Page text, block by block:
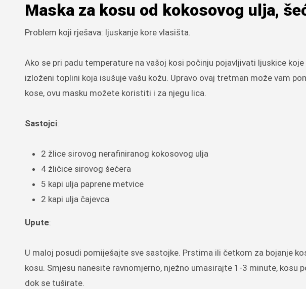
Maska za kosu od kokosovog ulja,
Problem koji rješava: ljuskanje kore vlasišta.
Ako se pri padu temperature na vašoj kosi počinju pojavljivati ljuskice
izloženi toplini koja isušuje vašu kožu. Upravo ovaj tretman može vam
kose, ovu masku možete koristiti i za njegu lica.
Sastojci:
2 žlice sirovog nerafiniranog kokosovog ulja
4 žličice sirovog šećera
5 kapi ulja paprene metvice
2 kapi ulja čajevca
Upute:
U maloj posudi pomiješajte sve sastojke. Prstima ili četkom za bojanje
kosu. Smjesu nanesite ravnomjerno, nježno umasirajte 1-3 minute,
dok se tuširate.